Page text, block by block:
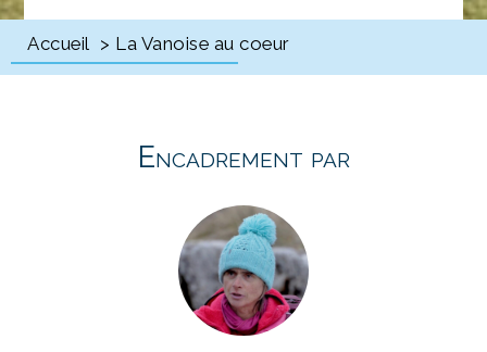
Accueil > La Vanoise au coeur
Encadrement par